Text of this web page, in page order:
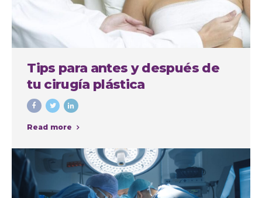
Tips para antes y después de
tu cirugía plástica
Read more